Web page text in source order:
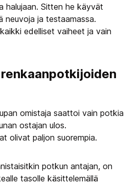
halujaan. Sitten he käyvät
neuvoja ja testaamassa.
edelliset vaiheet ja vain
omistaja saattoi vain potkia
ostajan ulos.
olivat paljon suorempia.
potkun antajan, on
tasolle käsittelemällä